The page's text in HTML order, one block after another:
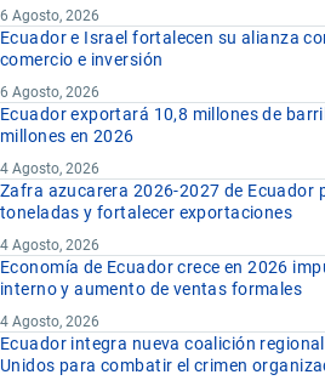
6 Agosto, 2026
Ecuador e Israel fortalecen su alianza
comercio e inversión
6 Agosto, 2026
Ecuador exportará 10,8 millones de
millones en 2026
4 Agosto, 2026
Zafra azucarera 2026-2027 de Ecuador
toneladas y fortalecer exportaciones
4 Agosto, 2026
Economía de Ecuador crece en 2026
interno y aumento de ventas formales
4 Agosto, 2026
Ecuador integra nueva coalición
Unidos para combatir el crimen